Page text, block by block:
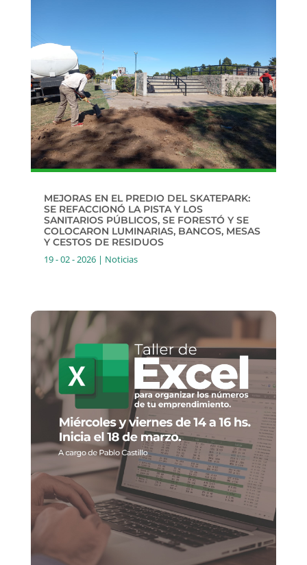
MEJORAS EN EL PREDIO DEL SKATEPARK:
SE REFACCIONÓ LA PISTA Y LOS
SANITARIOS PÚBLICOS, SE FORESTÓ Y SE
COLOCARON LUMINARIAS, BANCOS, MESAS
Y CESTOS DE RESIDUOS
19 - 02 - 2026| Noticias